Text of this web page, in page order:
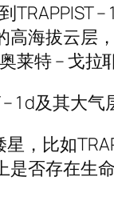
TRAPPIST
高海拔云层
莱特 – 戈拉
– 1 d及其大
，比如
否存在生命